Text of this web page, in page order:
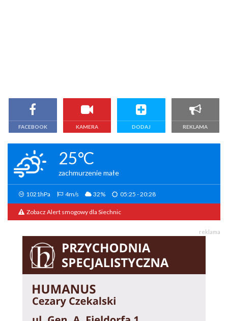
FACEBOOK KAMERA DODAJ REKLAMA
25°C
zachmurzenie małe
1021hPa 4m/s 32% 05:25 - 20:28
Zobacz Alert smogowy dla Siechnic
reklama